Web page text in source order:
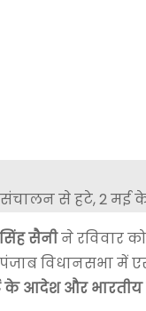
सैनीने रविवार
पंजाब
के आदेश और